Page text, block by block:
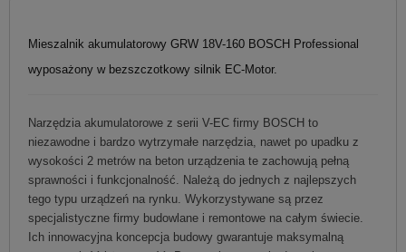
Mieszalnik akumulatorowy GRW 18V-160 BOSCH Professional
wyposażony w bezszczotkowy silnik EC-Motor.
Narzędzia akumulatorowe z serii V-EC firmy BOSCH to
niezawodne i bardzo wytrzymałe narzędzia, nawet po upadku z
wysokości 2 metrów na beton urządzenia te zachowują pełną
sprawności i funkcjonalność. Należą do jednych z najlepszych
tego typu urządzeń na rynku. Wykorzystywane są przez
specjalistyczne firmy budowlane i remontowe na całym świecie.
Ich innowacyjna koncepcja budowy gwarantuje maksymalną